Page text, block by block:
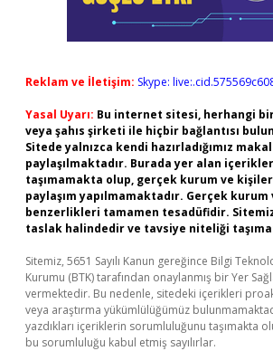
Reklam ve İletişim: Skype:
Yasal Uyarı: Bu internet sitesi, herhangi
veya şahıs şirketi ile hiçbir bağlantısı
Sitede yalnızca kendi hazırladığımız
paylaşılmaktadır. Burada yer alan
taşımamakta olup, gerçek kurum ve
paylaşım yapılmamaktadır. Gerçek
benzerlikleri tamamen tesadüfidir.
taslak halindedir ve tavsiye niteliği
Sitemiz, 5651 Sayılı Kanun gereğince Bilgi
Kurumu (BTK) tarafından onaylanmış bir Yer
vermektedir. Bu nedenle, sitedeki içerikleri
veya araştırma yükümlülüğümüz
yazdıkları içeriklerin sorumluluğunu taşımakta
bu sorumluluğu kabul etmiş sayılırlar.